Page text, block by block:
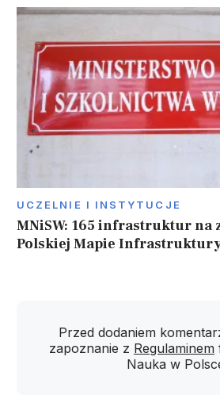
UCZELNIE I INSTYTUCJE
MNiSW: 165 infrastruktur na
Polskiej Mapie Infrastruktury
Przed dodaniem
zapoznanie z Regulaminem
Nauka w